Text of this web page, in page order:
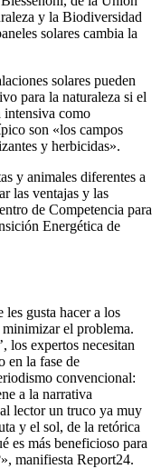
y la Biodiversidad
solares cambia la
solares pueden
para la naturaleza si el
intensiva como
son «los campos
y herbicidas».
y animales diferentes a
las ventajas y las
de Competencia para
Energética de
gusta hacer a los
el problema.
los expertos necesitan
en la fase de
convencional:
a la narrativa
lector un truco ya muy
y el sol, de la retórica
es más beneficioso para
manifiesta Report24.